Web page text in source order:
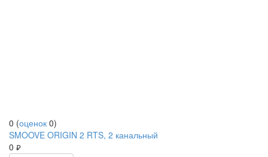
0 (оценок 0)
SMOOVE ORIGIN 2 RTS, 2 канальный
0 руб.